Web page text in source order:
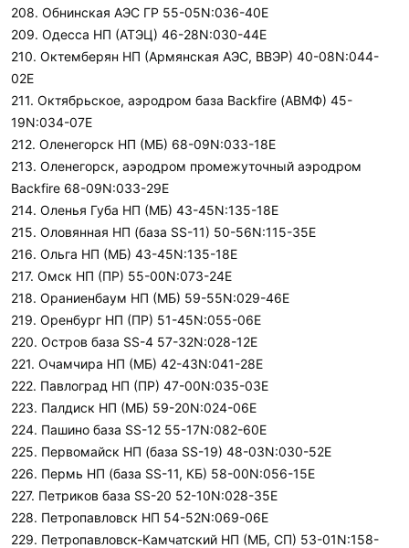
208. Обнинская АЭС ГР 55-05N:036-40E
209. Одесса НП (АТЭЦ) 46-28N:030-44E
210. Октемберян НП (Армянская АЭС, ВВЭР) 40-08N:044-
02E
211. Октябрьское, аэродром база Backfire (АВМФ) 45-
19N:034-07E
212. Оленегорск НП (МБ) 68-09N:033-18E
213. Оленегорск, аэродром промежуточный аэродром
Backfire 68-09N:033-29E
214. Оленья Губа НП (МБ) 43-45N:135-18E
215. Оловянная НП (база SS-11) 50-56N:115-35E
216. Ольга НП (МБ) 43-45N:135-18E
217. Омск НП (ПР) 55-00N:073-24E
218. Ораниенбаум НП (МБ) 59-55N:029-46E
219. Оренбург НП (ПР) 51-45N:055-06E
220. Остров база SS-4 57-32N:028-12E
221. Очамчира НП (МБ) 42-43N:041-28E
222. Павлоград НП (ПР) 47-00N:035-03E
223. Палдиск НП (МБ) 59-20N:024-06E
224. Пашино база SS-12 55-17N:082-60E
225. Первомайск НП (база SS-19) 48-03N:030-52E
226. Пермь НП (база SS-11, КБ) 58-00N:056-15E
227. Петриков база SS-20 52-10N:028-35E
228. Петропавловск НП 54-52N:069-06E
229. Петропавловск-Камчатский НП (МБ, СП) 53-01N:158-